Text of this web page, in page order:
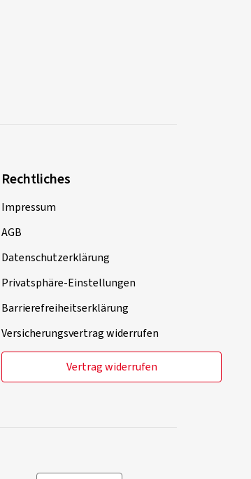
Rechtliches
Impressum
AGB
Datenschutzerklärung
Privatsphäre-Einstellungen
Barrierefreiheitserklärung
Versicherungsvertrag widerrufen
Vertrag widerrufen